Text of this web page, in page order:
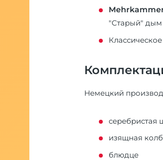
"Старый" дым
Немецкий
серебристая
изящная
блюдце